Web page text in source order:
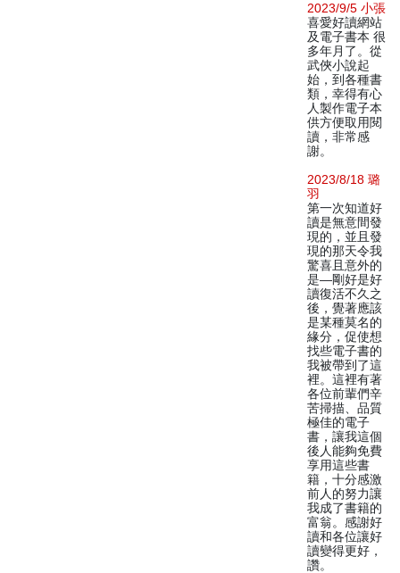
2023/9/5 小張
喜愛好讀網站
及電子書本 很
多年月了。從
武俠小說起
始，到各種書
類，幸得有心
人製作電子本
供方便取用閱
讀，非常感
謝。
2023/8/18 璐
羽
第一次知道好
讀是無意間發
現的，並且發
現的那天令我
驚喜且意外的
是—剛好是好
讀復活不久之
後，覺著應該
是某種莫名的
緣分，促使想
找些電子書的
我被帶到了這
裡。這裡有著
各位前輩們辛
苦掃描、品質
極佳的電子
書，讓我這個
後人能夠免費
享用這些書
籍，十分感激
前人的努力讓
我成了書籍的
富翁。感謝好
讀和各位讓好
讀變得更好，
讚。